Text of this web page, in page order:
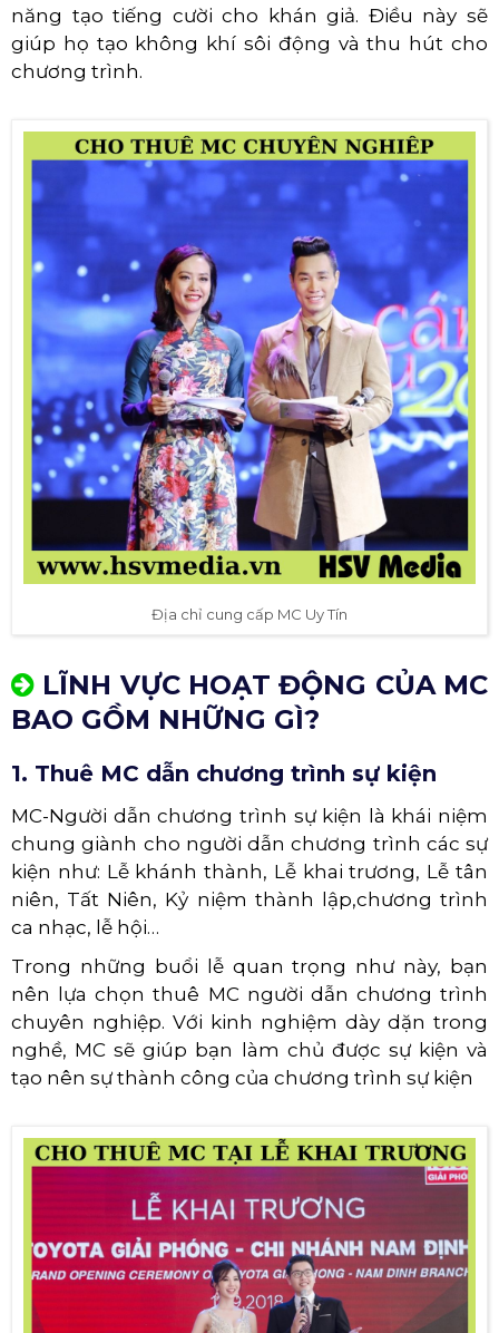
năng tạo tiếng cười cho khán giả. Điều này sẽ
giúp họ tạo không khí sôi động và thu hút cho
chương trình.
Địa chỉ cung cấp MC Uy Tín
LĨNH VỰC HOẠT ĐỘNG CỦA MC
BAO GỒM NHỮNG GÌ?
1. Thuê MC dẫn chương trình sự kiện
MC-Người dẫn chương trình sự kiện là khái niệm
chung giành cho người dẫn chương trình các sự
kiện như: Lễ khánh thành, Lễ khai trương, Lễ tân
niên, Tất Niên, Kỷ niệm thành lập,chương trình
ca nhạc, lễ hội…
Trong những buổi lễ quan trọng như này, bạn
nên lựa chọn thuê MC người dẫn chương trình
chuyên nghiệp. Với kinh nghiệm dày dặn trong
nghề, MC sẽ giúp bạn làm chủ được sự kiện và
tạo nên sự thành công của chương trình sự kiện